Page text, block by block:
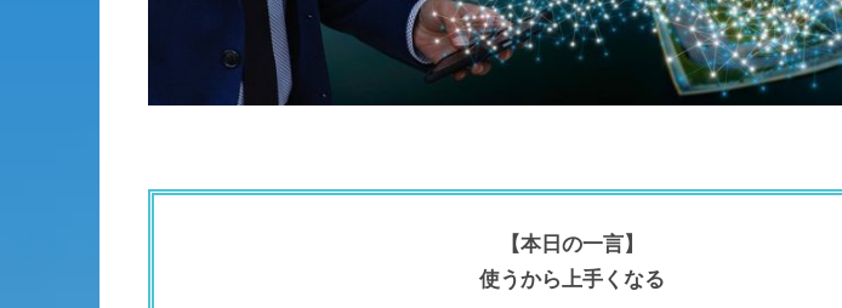
【本日の一言】
使うから上手くなる